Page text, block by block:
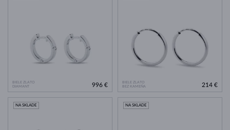
BIELE ZLATO
DIAMANT
996 €
BIELE ZLATO
BEZ KAMEŇA
214 €
NA SKLADE NA SKLADE